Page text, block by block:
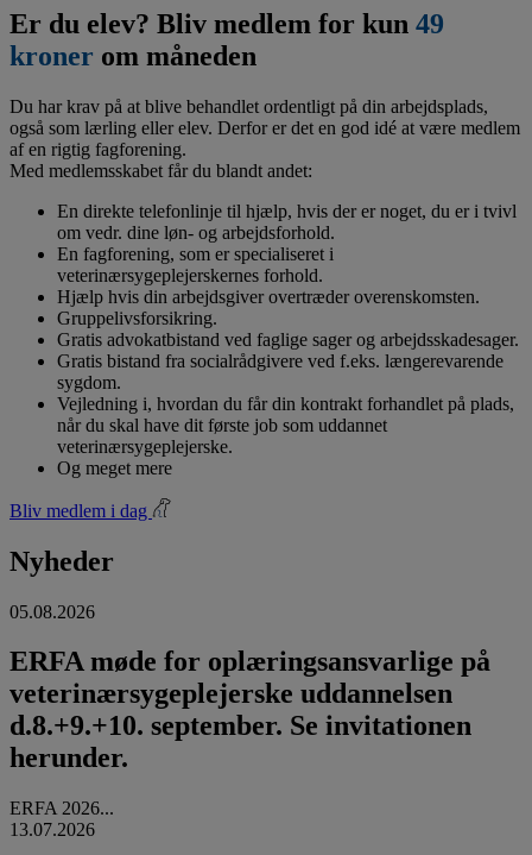
Er du elev? Bliv medlem for kun 49
kroner om måneden
Du har krav på at blive behandlet ordentligt på din arbejdsplads,
også som lærling eller elev. Derfor er det en god idé at være medlem
af en rigtig fagforening.
Med medlemsskabet får du blandt andet:
En direkte telefonlinje til hjælp, hvis der er noget, du er i tvivl
om vedr. dine løn- og arbejdsforhold.
En fagforening, som er specialiseret i
veterinærsygeplejerskernes forhold.
Hjælp hvis din arbejdsgiver overtræder overenskomsten.
Gruppelivsforsikring.
Gratis advokatbistand ved faglige sager og arbejdsskadesager.
Gratis bistand fra socialrådgivere ved f.eks. længerevarende
sygdom.
Vejledning i, hvordan du får din kontrakt forhandlet på plads,
når du skal have dit første job som uddannet
veterinærsygeplejerske.
Og meget mere
Bliv medlem i dag
Nyheder
05.08.2026
ERFA møde for oplæringsansvarlige på
veterinærsygeplejerske uddannelsen
d.8.+9.+10. september. Se invitationen
herunder.
ERFA 2026...
13.07.2026